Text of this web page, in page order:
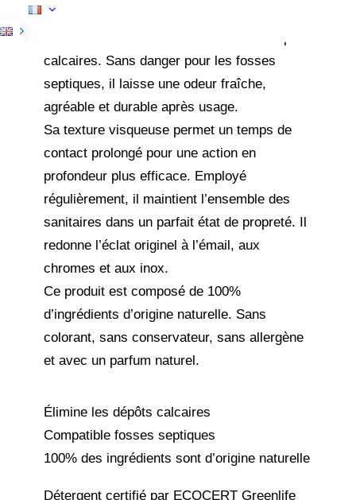
ECOCERT, pour les cuvettes de WC et les
calcaires. Sans danger pour les fosses
septiques, il laisse une odeur fraîche,
agréable et durable après usage.
Sa texture visqueuse permet un temps de
contact prolongé pour une action en
profondeur plus efficace. Employé
régulièrement, il maintient l’ensemble des
sanitaires dans un parfait état de propreté. Il
redonne l’éclat originel à l’émail, aux
chromes et aux inox.
Ce produit est composé de 100%
d’ingrédients d’origine naturelle. Sans
colorant, sans conservateur, sans allergène
et avec un parfum naturel.
Élimine les dépôts calcaires
Compatible fosses septiques
100% des ingrédients sont d’origine naturelle
Détergent certifié par ECOCERT Greenlife